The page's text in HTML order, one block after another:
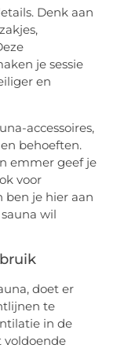
Denk aan
je sessie
en
accessoires,
behoeften.
emmer geef je
voor
je hier aan
wil
doet er
te
in de
voldoende